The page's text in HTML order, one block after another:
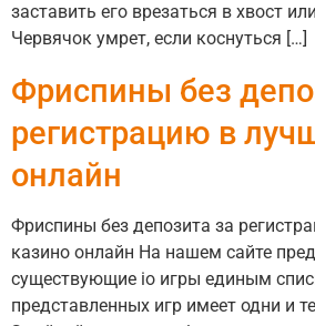
заставить его врезаться в хвост
Червячок умрет, если коснуться […]
Фриспины без
регистрацию в
онлайн
Фриспины без депозита за
казино онлайн На нашем сайте
существующие io игры единым
представленных игр имеет одни и